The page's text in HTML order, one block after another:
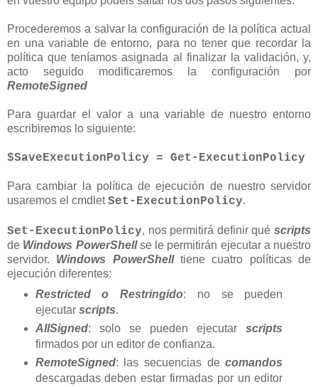
Procederemos a salvar la configuración de la política actual
en una variable de entorno, para no tener que recordar la
política que teníamos asignada al finalizar la validación, y,
acto seguido modificaremos la configuración por
RemoteSigned
Para guardar el valor a una variable de nuestro entorno
escribiremos lo siguiente:
$SaveExecutionPolicy = Get-ExecutionPolicy
Para cambiar la política de ejecución de nuestro servidor
usaremos el cmdletSet-ExecutionPolicy.
Set-ExecutionPolicy, nos permitirá definir qué scripts
de Windows PowerShellse le permitirán ejecutar a nuestro
servidor. Windows PowerShelltiene cuatro políticas de
ejecución diferentes:
Restricted o Restringido: no se pueden
ejecutar scripts.
AllSigned: solo se pueden ejecutarscripts
firmados por un editor de confianza.
RemoteSigned: las secuencias decomandos
descargadas deben estar firmadas por un editor